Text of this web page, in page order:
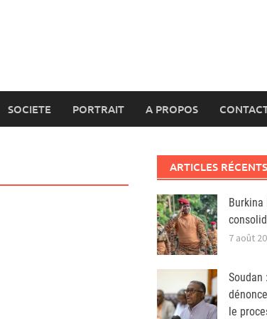
SOCIETE PORTRAIT A PROPOS
ARTICLES RÉCENTS
Burkina
7 août
Soudan
le